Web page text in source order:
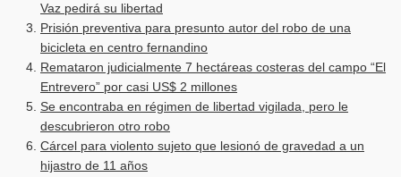
Vaz pedirá su libertad
Prisión preventiva para presunto autor del robo de una
bicicleta en centro fernandino
Remataron judicialmente 7 hectáreas costeras del campo “El
Entrevero” por casi US$ 2 millones
Se encontraba en régimen de libertad vigilada, pero le
descubrieron otro robo
Cárcel para violento sujeto que lesionó de gravedad a un
hijastro de 11 años